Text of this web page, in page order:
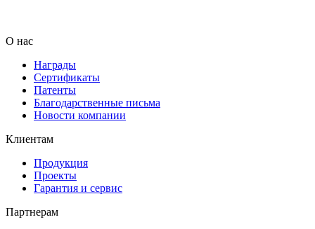
О нас
Награды
Сертификаты
Патенты
Благодарственные письма
Новости компании
Клиентам
Продукция
Проекты
Гарантия и сервис
Партнерам